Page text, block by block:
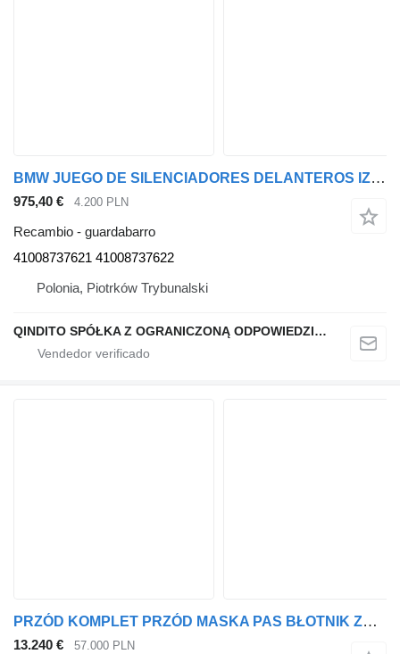
BMW JUEGO DE SILENCIADORES DELANTEROS IZQUIERDO/DERECHO X6 G06 PAQUETE M 475 negro-zafiro 41008737621 guardabarro para BMW X6 G06 coche
975,40 € 4.200 PLN
Recambio - guardabarro
41008737621 41008737622
Polonia, Piotrków Trybunalski
QINDITO SPÓŁKA Z OGRANICZONĄ ODPOWIEDZIALNOŚCIĄ
PRZÓD KOMPLET PRZÓD MASKA PAS BŁOTNIK ZDERZAK LAMPY 475 M-PAKIET BMW X6 G06 475 black-sapphire 41007492375 para BMW X6 G06 coche
13.240 € 57.000 PLN